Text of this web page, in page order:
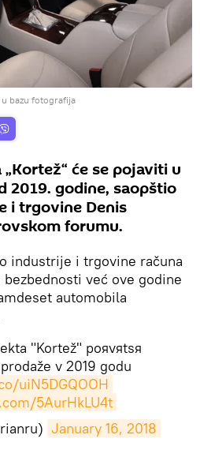
u bazu fotografija
će se pojaviti u
2019. godine, saopštio
i trgovine Denis
forumu.
industrije i trgovine računa
već ove godine
automobila
"Kortež" poяvяtsя
v 2019 godu
uiN5DGQOOH
5AurHkLU4t
January 16, 2018